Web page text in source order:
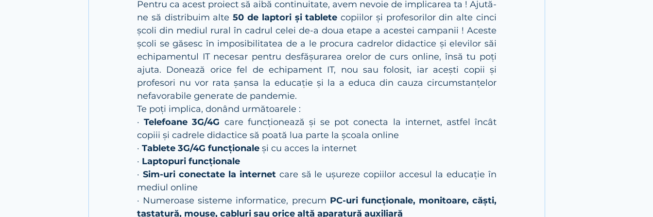
Pentru ca acest proiect să aibă continuitate, avem nevoie de implicarea ta ! Ajută-
ne să distribuim alte 50 de laptori și tablete copiilor și profesorilor din alte cinci
școli din mediul rural în cadrul celei de-a doua etape a acestei campanii ! Aceste
școli se găsesc în imposibilitatea de a le procura cadrelor didactice și elevilor săi
echipamentul IT necesar pentru desfășurarea orelor de curs online, însă tu poți
ajuta. Donează orice fel de echipament IT, nou sau folosit, iar acești copii și
profesori nu vor rata șansa la educație și la a educa din cauza circumstanțelor
nefavorabile generate de pandemie.
Te poți implica, donând următoarele :
· Telefoane 3G/4G care funcționează și se pot conecta la internet, astfel încât
copiii și cadrele didactice să poată lua parte la școala online
· Tablete 3G/4G funcționale și cu acces la internet
· Laptopuri funcționale
· Sim-uri conectate la internet care să le ușureze copiilor accesul la educație în
mediul online
· Numeroase sisteme informatice, precum PC-uri funcționale, monitoare, căști,
tastatură, mouse, cabluri sau orice altă aparatură auxiliară